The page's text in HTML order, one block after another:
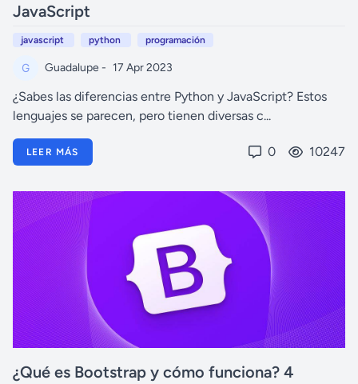
JavaScript
javascript python programación
Guadalupe - 17 Apr 2023
¿Sabes las diferencias entre Python y JavaScript? Estos
lenguajes se parecen, pero tienen diversas c...
LEER MÁS 0 10247
¿Qué es Bootstrap y cómo funciona? 4